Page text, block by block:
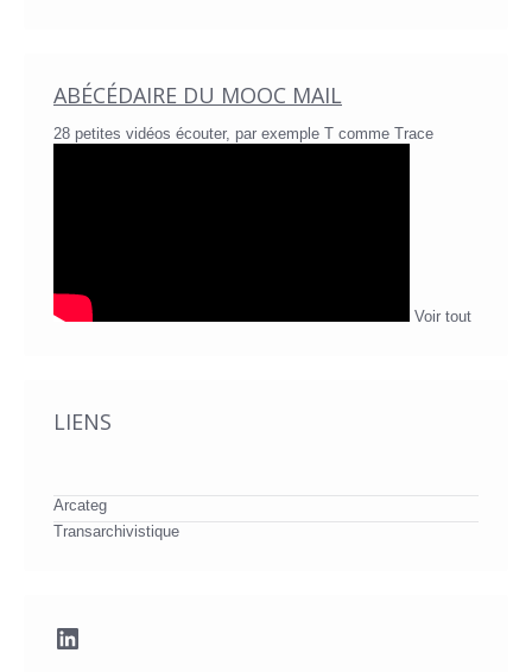
ABÉCÉDAIRE DU MOOC MAIL
28 petites vidéos écouter, par exemple T comme Trace
Voir tout
LIENS
Arcateg
Transarchivistique
LinkedIn